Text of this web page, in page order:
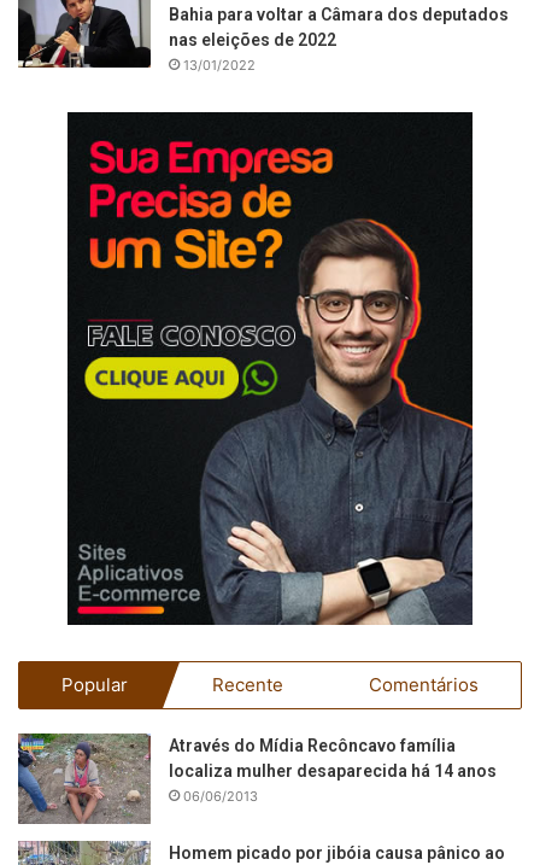
Bahia para voltar a Câmara dos deputados
nas eleições de 2022
13/01/2022
Popular Recente Comentários
Através do Mídia Recôncavo família
localiza mulher desaparecida há 14 anos
06/06/2013
Homem picado por jibóia causa pânico ao